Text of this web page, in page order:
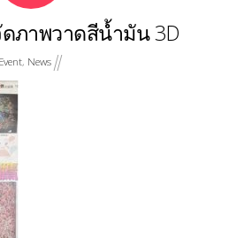
ภาพวาดสีน้ำมัน 3D
Event, News